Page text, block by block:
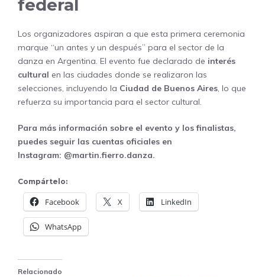
federal
Los organizadores aspiran a que esta primera ceremonia
marque “un antes y un después” para el sector de la
danza en Argentina. El evento fue declarado de interés
cultural en las ciudades donde se realizaron las
selecciones, incluyendo la Ciudad de Buenos Aires, lo que
refuerza su importancia para el sector cultural.
Para más información sobre el evento y los finalistas,
puedes seguir las cuentas oficiales en
Instagram: @martin.fierro.danza.
Compártelo:
Facebook X LinkedIn
WhatsApp
Relacionado